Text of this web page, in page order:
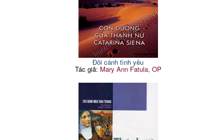
Đôi cánh tình yêu
Tác giả: Mary Ann Fatula, OP